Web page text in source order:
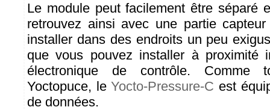
Le module peut facilement être séparé
retrouvez ainsi avec une partie
installer dans des endroits un peu
que vous pouvez installer à proximité
électronique de contrôle. Comme
Yoctopuce, leYocto-Pressure-C est
de données.